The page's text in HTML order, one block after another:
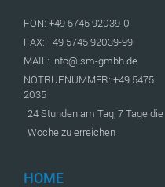
FON: +49 5745 92039-0
FAX: +49 5745 92039-99
MAIL: info@lsm-gmbh.de
NOTRUFNUMMER: +49 5475
2035
24 Stunden am Tag, 7 Tage die
Woche zu erreichen
HOME